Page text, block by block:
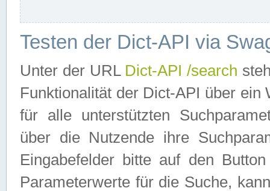
Testen der Dict-API via
Unter der URL Dict-API /search
Funktionalität der Dict-API über
für alle unterstützten
über die Nutzende ihre
Eingabefelder bitte auf den
Parameterwerte für die Suche,